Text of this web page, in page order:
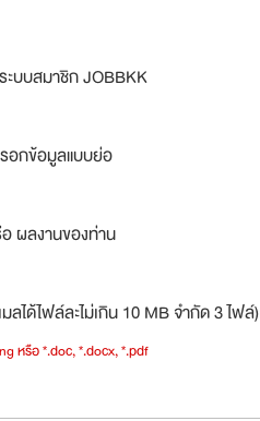
ะบบสมาชิก JOBBKK
อกข้อมูลแบบย่อ
ผลงานของท่าน
ได้ไฟล์ละไม่เกิน 10 MB จำกัด 3 ไฟล์)
หรือ *.doc, *.docx, *.pdf